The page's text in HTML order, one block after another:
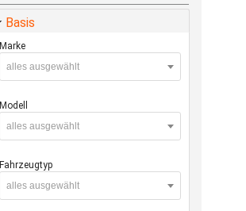
Basis
Marke
alles ausgewählt
Modell
alles ausgewählt
Fahrzeugtyp
alles ausgewählt